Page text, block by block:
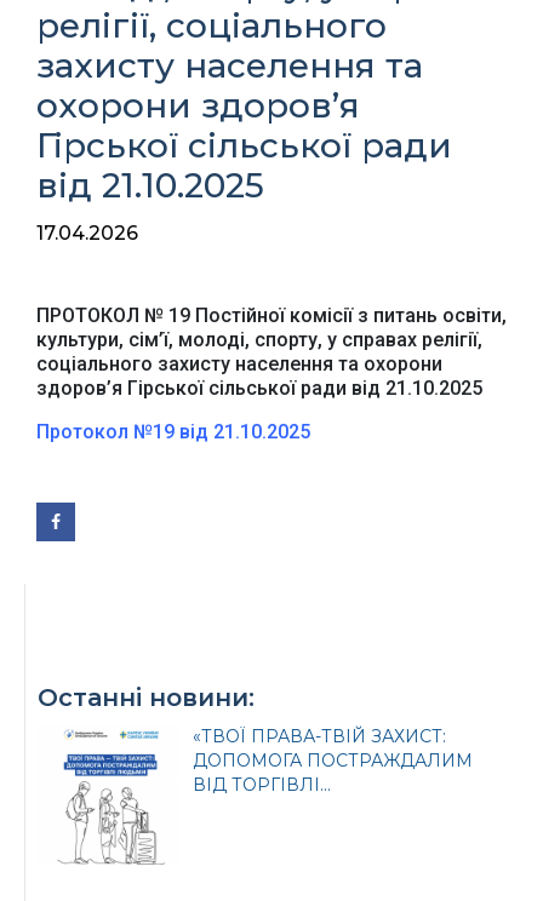
релігії, соціального
захисту населення та
охорони здоров’я
Гірської сільської ради
від 21.10.2025
17.04.2026
ПРОТОКОЛ № 19 Постійної комісії з питань освіти,
культури, сім’ї, молоді, спорту, у справах релігії,
соціального захисту населення та охорони
здоров’я Гірської сільської ради від 21.10.2025
Протокол №19 від 21.10.2025
Останні новини:
«ТВОЇ ПРАВА-ТВІЙ ЗАХИСТ:
ДОПОМОГА ПОСТРАЖДАЛИМ
ВІД ТОРГІВЛІ...
Офіційний веб-сайт
Урядовий портал
Київська обласна
державна адміністрація